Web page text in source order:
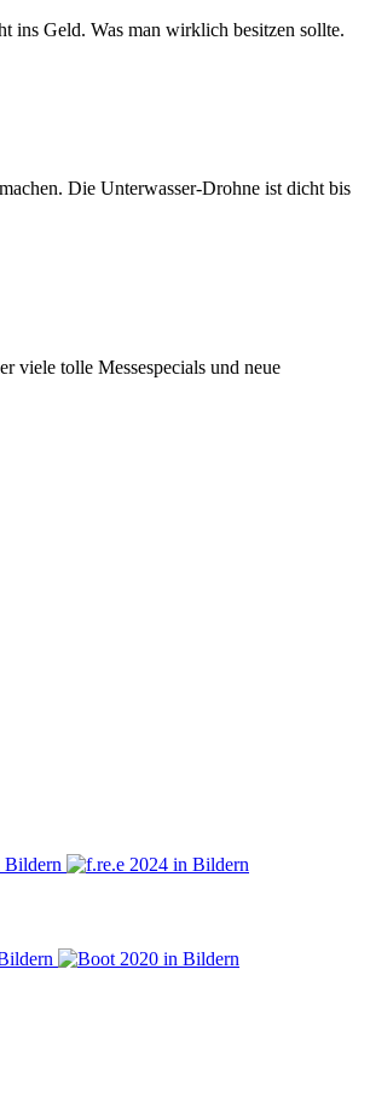
ins Geld. Was man wirklich besitzen sollte.
Die Unterwasser-Drohne ist dicht bis
viele tolle Messespecials und neue